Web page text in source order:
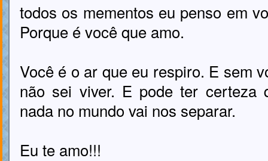
todos os mementos eu penso em
Porque é você que amo.
Você é o ar que eu respiro. E sem
não sei viver. E pode ter certeza
nada no mundo vai nos separar.
Eu te amo!!!